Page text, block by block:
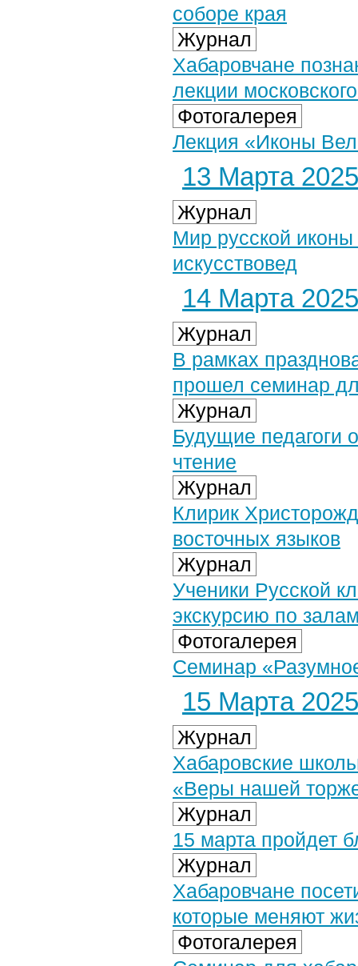
соборе края
Журнал
Хабаровчане
лекции
Фотогалерея
Лекция «Иконы
13 Марта 2025
Журнал
Мир русской
искусствовед
14 Марта 2025
Журнал
В рамках
прошел семинар
Журнал
Будущие педагоги
чтение
Журнал
Клирик
восточных языков
Журнал
Ученики Русской
экскурсию по
Фотогалерея
Семинар
15 Марта 2025
Журнал
Хабаровские
«Веры нашей
Журнал
15 марта пройдет
Журнал
Хабаровчане
которые меняют
Фотогалерея